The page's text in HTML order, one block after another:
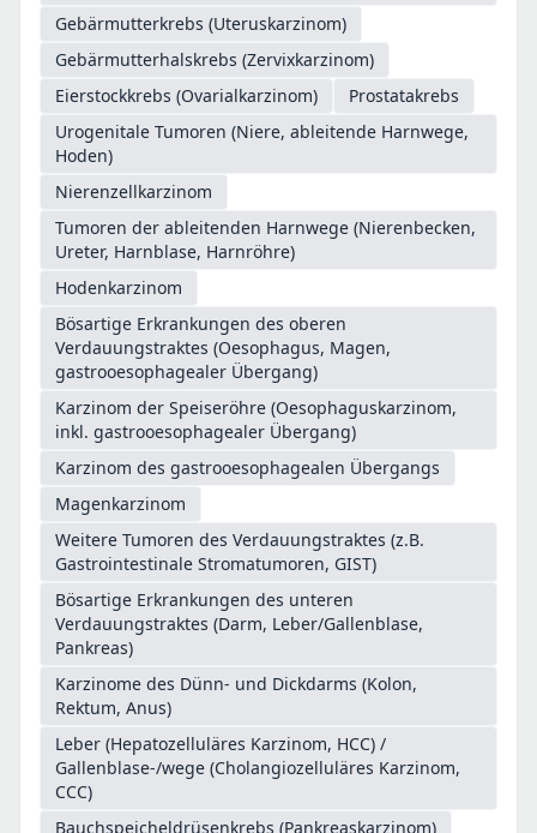
Gebärmutterkrebs (Uteruskarzinom)
Gebärmutterhalskrebs (Zervixkarzinom)
Eierstockkrebs (Ovarialkarzinom)
Prostatakrebs
Urogenitale Tumoren (Niere, ableitende Harnwege,
Hoden)
Nierenzellkarzinom
Tumoren der ableitenden Harnwege (Nierenbecken,
Ureter, Harnblase, Harnröhre)
Hodenkarzinom
Bösartige Erkrankungen des oberen
Verdauungstraktes (Oesophagus, Magen,
gastrooesophagealer Übergang)
Karzinom der Speiseröhre (Oesophaguskarzinom,
inkl. gastrooesophagealer Übergang)
Karzinom des gastrooesophagealen Übergangs
Magenkarzinom
Weitere Tumoren des Verdauungstraktes (z.B.
Gastrointestinale Stromatumoren, GIST)
Bösartige Erkrankungen des unteren
Verdauungstraktes (Darm, Leber/Gallenblase,
Pankreas)
Karzinome des Dünn- und Dickdarms (Kolon,
Rektum, Anus)
Leber (Hepatozelluläres Karzinom, HCC) /
Gallenblase-/wege (Cholangiozelluläres Karzinom,
CCC)
Bauchspeicheldrüsenkrebs (Pankreaskarzinom)